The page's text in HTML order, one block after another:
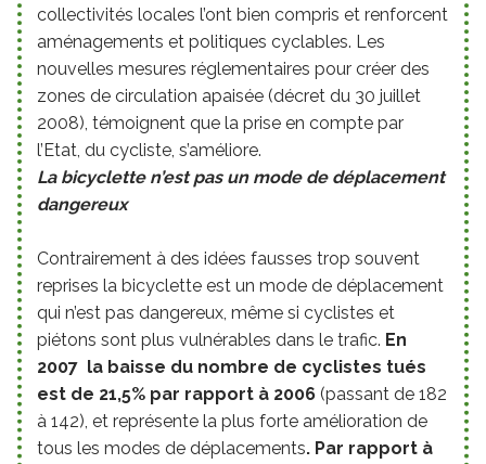
collectivités locales l’ont bien compris et renforcent
aménagements et politiques cyclables. Les
nouvelles mesures réglementaires pour créer des
zones de circulation apaisée (décret du 30 juillet
2008), témoignent que la prise en compte par
l’Etat, du cycliste, s’améliore.
La bicyclette n’est pas un mode de déplacement
dangereux
Contrairement à des idées fausses trop souvent
reprises la bicyclette est un mode de déplacement
qui n’est pas dangereux, même si cyclistes et
piétons sont plus vulnérables dans le trafic. En
2007 la baisse du nombre de cyclistes tués
est de 21,5% par rapport à 2006 (passant de 182
à 142), et représente la plus forte amélioration de
tous les modes de déplacements. Par rapport à